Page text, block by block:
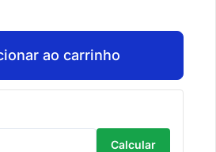
ao carrinho
Calcular